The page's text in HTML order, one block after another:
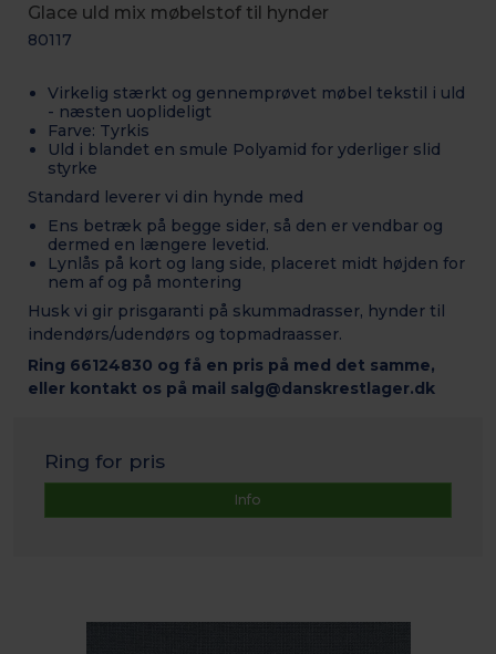
Glace uld mix møbelstof til hynder
80117
Virkelig stærkt og gennemprøvet møbel tekstil i uld
- næsten uoplideligt
Farve: Tyrkis
Uld i blandet en smule Polyamid for yderliger slid
styrke
Standard leverer vi din hynde med
Ens betræk på begge sider, så den er vendbar og
dermed en længere levetid.
Lynlås på kort og lang side, placeret midt højden for
nem af og på montering
Husk vi gir prisgaranti på skummadrasser, hynder til
indendørs/udendørs og topmadraasser.
Ring 66124830 og få en pris på med det samme,
eller kontakt os på mail salg@danskrestlager.dk
Ring for pris
Info